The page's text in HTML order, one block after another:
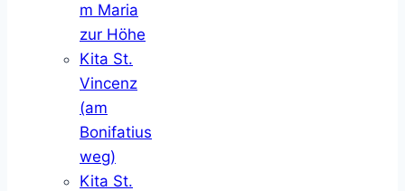
m Maria
zur Höhe
Kita St.
Vincenz
(am
Bonifatius
weg)
Kita St.